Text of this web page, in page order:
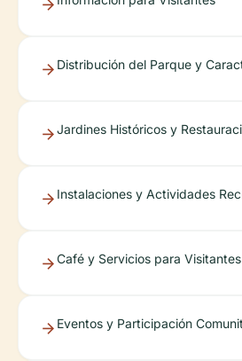
Distribución del Parque y
Jardines Históricos y
Instalaciones y Actividades
Café y Servicios para Visitantes
Eventos y Participación